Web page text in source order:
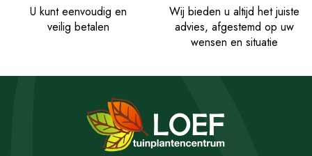
U kunt eenvoudig en
veilig betalen
Wij bieden u altijd het juiste
advies, afgestemd op uw
wensen en situatie